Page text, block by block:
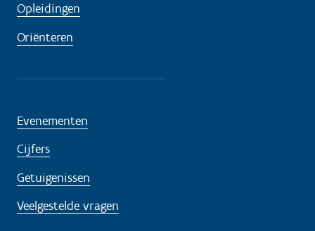
Opleidingen
Oriënteren
Evenementen
Cijfers
Getuigenissen
Veelgestelde vragen